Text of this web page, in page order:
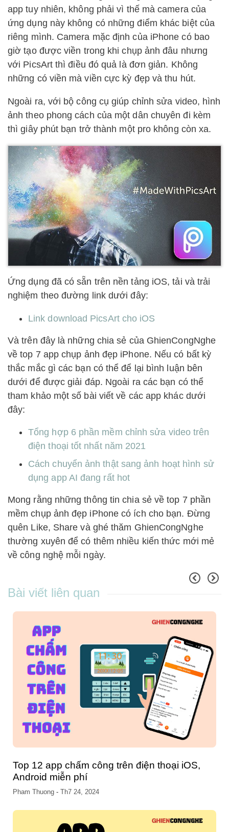
app tuy nhiên, không phải vì thế mà camera của
ứng dụng này không có những điểm khác biệt của
riêng mình. Camera mặc định của iPhone có bao
giờ tạo được viền trong khi chụp ảnh đâu nhưng
với PicsArt thì điều đó quả là đơn giản. Không
những có viền mà viền cực kỳ đẹp và thu hút.
Ngoài ra, với bộ công cụ giúp chỉnh sửa video, hình
ảnh theo phong cách của một dân chuyên đi kèm
thì giây phút bạn trở thành một pro không còn xa.
Ứng dụng đã có sẵn trên nền tảng iOS, tải và trải
nghiệm theo đường link dưới đây:
Link download PicsArt cho iOS
Và trên đây là những chia sẻ của GhienCongNghe
về top 7 app chụp ảnh đẹp iPhone. Nếu có bất kỳ
thắc mắc gì các bạn có thể để lại bình luận bên
dưới để được giải đáp. Ngoài ra các bạn có thể
tham khảo một số bài viết về các app khác dưới
đây:
Tổng hợp 6 phần mềm chỉnh sửa video trên
điện thoại tốt nhất năm 2021
Cách chuyển ảnh thật sang ảnh hoạt hình sử
dụng app AI đang rất hot
Mong rằng những thông tin chia sẻ về top 7 phần
mềm chụp ảnh đẹp iPhone có ích cho bạn. Đừng
quên Like, Share và ghé thăm GhienCongNghe
thường xuyên để có thêm nhiều kiến thức mới mẻ
về công nghệ mỗi ngày.
Bài viết liên quan
Top 12 app chấm công trên điện thoại iOS,
Android miễn phí
Pham Thuong - Th7 24, 2024